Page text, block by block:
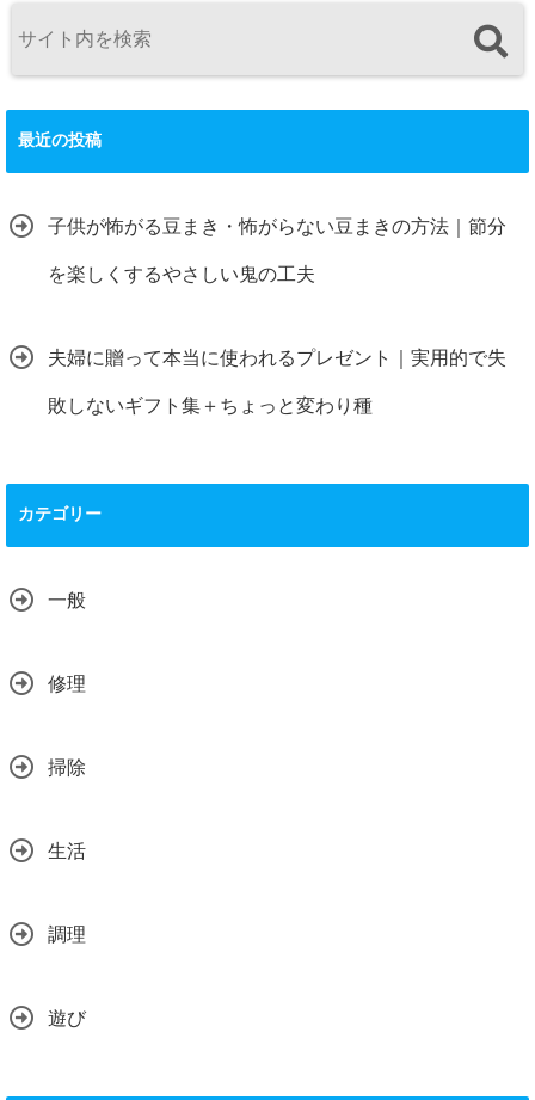
最近の投稿
子供が怖がる豆まき・怖がらない豆まきの方法｜節分
を楽しくするやさしい鬼の工夫
夫婦に贈って本当に使われるプレゼント｜実用的で失
敗しないギフト集＋ちょっと変わり種
カテゴリー
一般
修理
掃除
生活
調理
遊び